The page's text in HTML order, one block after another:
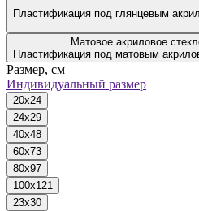
Пластификация под глянцевым
Матовое акриловое
Пластификация под матовым
Размер, см
Индивидуальный размер
20x24
24x29
40x48
60x73
80x97
100x121
23x30